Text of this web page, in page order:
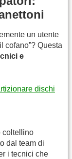
un utente
cofano”? Questa
e
dischi
coltellino
dal team di
i tecnici che